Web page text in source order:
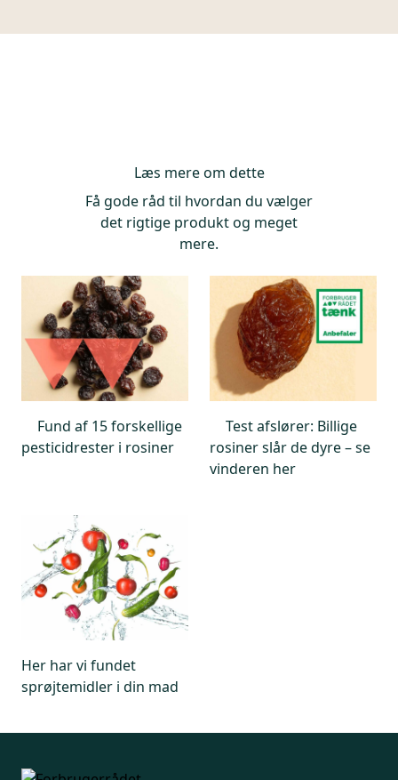
Information på emballage: 10%
Læs mere om dette
Få gode råd til hvordan du vælger
det rigtige produkt og meget
mere.
Fund af 15 forskellige
pesticidrester i rosiner
Test afslører: Billige
rosiner slår de dyre – se
vinderen her
Her har vi fundet
sprøjtemidler i din mad